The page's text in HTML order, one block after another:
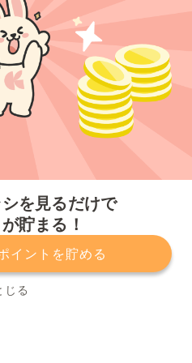
を見るだけで
貯まる！
イントを貯める
じる
利用規約
運営会社
わせ